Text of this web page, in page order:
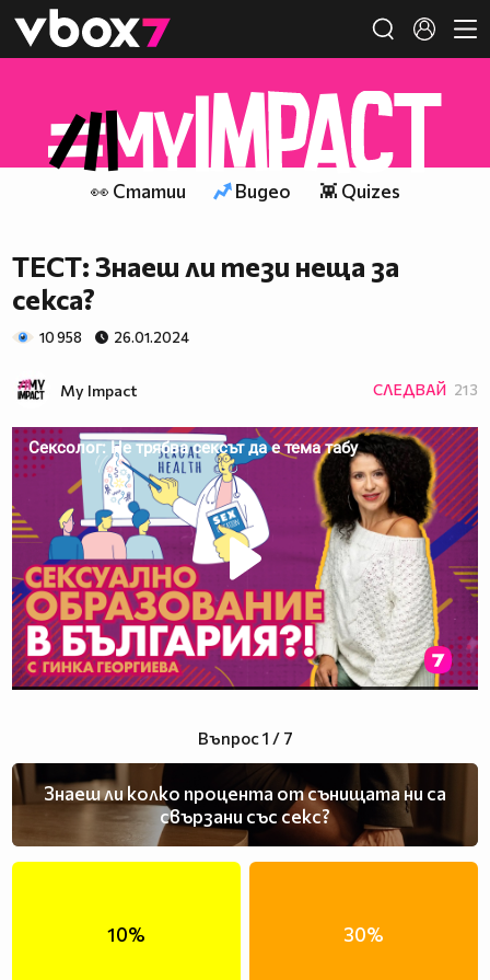
👾
👀 Статии Видео 👾 Quizes
ТЕСТ: Знаеш ли тези неща за
секса?
10 958 26.01.2024
My Impact СЛЕДВАЙ 213
Въпрос 1 / 7
Знаеш ли колко процента от сънищата ни са
свързани със секс?
10% 30%